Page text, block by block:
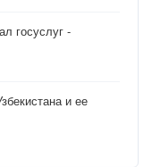
госуслуг -
и ее